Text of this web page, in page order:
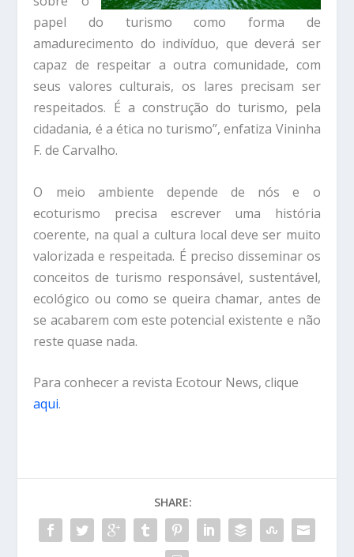
papel do turismo como forma de
amadurecimento do indivíduo, que deverá ser
capaz de respeitar a outra comunidade, com
seus valores culturais, os lares precisam ser
respeitados. É a construção do turismo, pela
cidadania, é a ética no turismo”, enfatiza Vininha
F. de Carvalho.
O meio ambiente depende de nós e o
ecoturismo precisa escrever uma história
coerente, na qual a cultura local deve ser muito
valorizada e respeitada. É preciso disseminar os
conceitos de turismo responsável, sustentável,
ecológico ou como se queira chamar, antes de
se acabarem com este potencial existente e não
reste quase nada.
Para conhecer a revista Ecotour News, clique
aqui.
SHARE: